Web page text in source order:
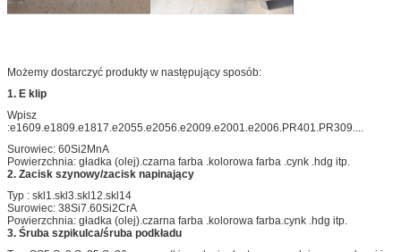
Możemy dostarczyć produkty w następujący sposób:
1. E klip
Wpisz
:e1609.e1809.e1817.e2055.e2056.e2009.e2001.e2006.PR401.PR309....
Surowiec: 60Si2MnA
Powierzchnia: gładka (olej).czarna farba .kolorowa farba .cynk .hdg itp.
2. Zacisk szynowy/zacisk napinający
Typ : skl1.skl3.skl12.skl14
Surowiec: 38Si7.60Si2CrA
Powierzchnia: gładka (olej).czarna farba .kolorowa farba.cynk .hdg itp.
3. Śruba szpikulca/śruba podkładu